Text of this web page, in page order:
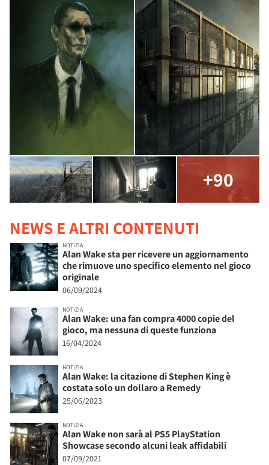
+90
NEWS E ALTRI CONTENUTI
NOTIZIA
Alan Wake sta per ricevere un aggiornamento
che rimuove uno specifico elemento nel gioco
originale
06/09/2024
NOTIZIA
Alan Wake: una fan compra 4000 copie del
gioco, ma nessuna di queste funziona
16/04/2024
NOTIZIA
Alan Wake: la citazione di Stephen King è
costata solo un dollaro a Remedy
25/06/2023
NOTIZIA
Alan Wake non sarà al PS5 PlayStation
Showcase secondo alcuni leak affidabili
07/09/2021